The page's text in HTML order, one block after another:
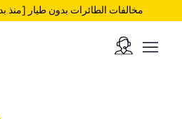
مخالفات الطائرات بدون طيار [منذ بداية